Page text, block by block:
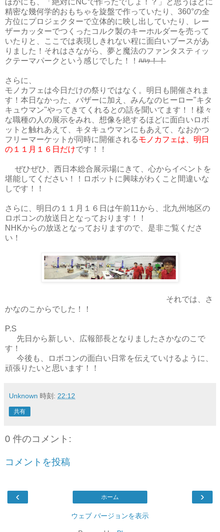
精密な幾何学的おもちゃを旋盤で作っていたり、360°の全
方位にプロジェクターで立体的に映し出していたり、レー
ザーカッターでつくったコルク製のキーホルダーを売って
いたりと、ここでは表現しきれない程に面白いブースがあ
りました！それはさながら、夢と魔法のファンタスティッ
クテーマパークという感じでした！！ ﾊﾊｯ！！
さらに、
モノカフェは今日だけの祭りではなく。明日も開催されま
す！本日なかった、バザーに加え、みんなのヒーロー"キタ
キュウマン"やってきてくれるとの話を聞いてます！！様々
な職種の人の展示をみれ、想像を絶するほどに面白いロボ
ットと触れあえて、キタキュウマンにもあえて、なおかつ
フリーマーケットが同時に開催されるモノカフェは、明日
の１１月１６日だけです！！
ぜひぜひ、西日本総合展示場にきて、心からイベントを
堪能してください！！ロボットに興味がわくこと間違いな
しです！！
さらに、明日の１１月１６日は午前11から、北九州地区の
ロボコンの放送日となっております！！
NHKからの放送となっておりますので、是非ご覧くださ
い！
それでは、さ
かなのこからでした！！
P.S
先日から新しい、広報部長となりましたさかなのこで
す！
今後も、ロボコンの面白い日常を伝えていけるように、
頑張りたいと思います！！
Unknown 時刻: 22:12
共有
0 件のコメント:
コメントを投稿
‹ ›
ホーム
ウェブ バージョンを表示